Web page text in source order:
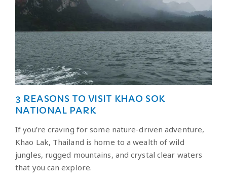
3 REASONS TO VISIT KHAO SOK
NATIONAL PARK
If you’re craving for some nature-driven adventure,
Khao Lak, Thailand is home to a wealth of wild
jungles, rugged mountains, and crystal clear waters
that you can explore.